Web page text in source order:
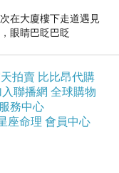
在大廈樓下走道遇見
眼睛巴眨巴眨
拍賣 比比昂代購
入聯播網 全球購物
服務中心
座命理 會員中心